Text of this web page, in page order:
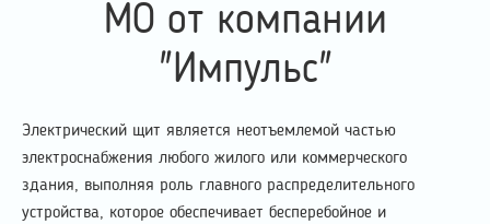
МО от компании
"Импульс"
Электрический щит является неотъемлемой частью
электроснабжения любого жилого или коммерческого
здания, выполняя роль главного распределительного
устройства, которое обеспечивает бесперебойное и